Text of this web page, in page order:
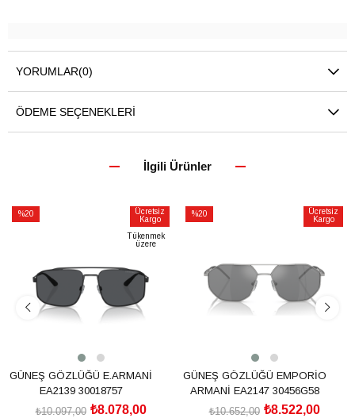
YORUMLAR(0)
ÖDEME SEÇENEKLERI
İlgili Ürünler
%20
Ücretsiz
Kargo
Tükenmek
üzere
GÜNEŞ GÖZLÜĞÜ E.ARMANİ
EA2139 30018757
₺8.078,00
₺10.097,00
%20
Ücretsiz
Kargo
GÜNEŞ GÖZLÜĞÜ EMPORİO
ARMANİ EA2147 30456G58
₺8.522,00
₺10.652,00